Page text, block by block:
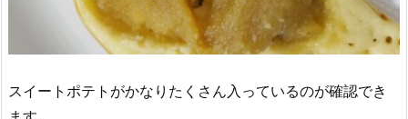
スイートポテトがかなりたくさん入っているのが確認でき